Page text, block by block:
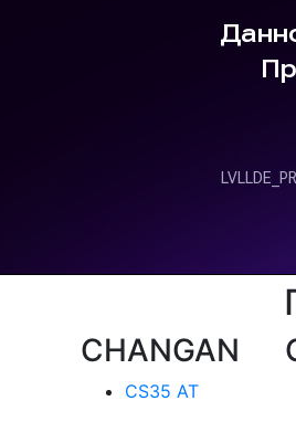
CHANGAN
CS35 AT